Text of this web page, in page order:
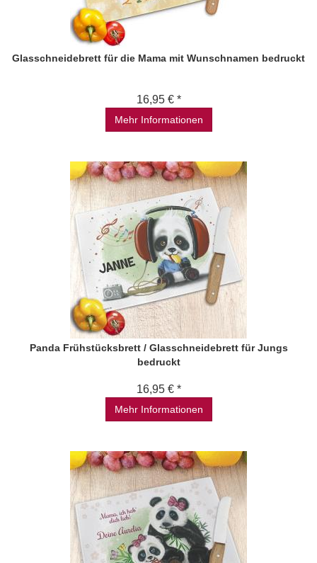
Glasschneidebrett für die Mama mit Wunschnamen bedruckt
16,95 € *
Mehr Informationen
Panda Frühstücksbrett / Glasschneidebrett für Jungs
bedruckt
16,95 € *
Mehr Informationen